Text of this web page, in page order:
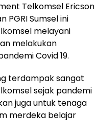
Telkomsel Ericson
PGRI Sumsel ini
melayani
melakukan
Covid 19.
terdampak sangat
sejak pandemi
juga untuk tenaga
merdeka belajar